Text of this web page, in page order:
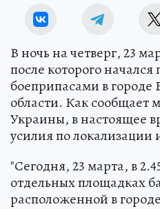
В ночь на четверг, 23
после которого
боеприпасами в городе
области. Как сообщает
Украины, в настоящее
усилия по
"Сегодня, 23 марта, в
отдельных площадках
расположенной в